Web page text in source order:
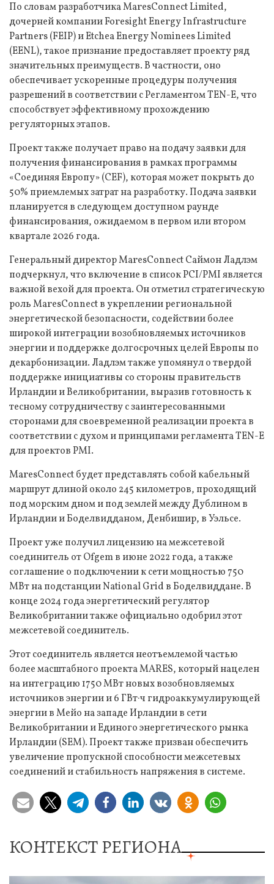
По словам разработчика MaresConnect Limited,
дочерней компании Foresight Energy Infrastructure
Partners (FEIP) и Etchea Energy Nominees Limited
(EENL), такое признание предоставляет проекту ряд
значительных преимуществ. В частности, оно
обеспечивает ускоренные процедуры получения
разрешений в соответствии с Регламентом TEN-E, что
способствует эффективному прохождению
регуляторных этапов.
Проект также получает право на подачу заявки для
получения финансирования в рамках программы
«Соединяя Европу» (CEF), которая может покрыть до
50% приемлемых затрат на разработку. Подача заявки
планируется в следующем доступном раунде
финансирования, ожидаемом в первом или втором
квартале 2026 года.
Генеральный директор MaresConnect Саймон Ладлэм
подчеркнул, что включение в список PCI/PMI является
важной вехой для проекта. Он отметил стратегическую
роль MaresConnect в укреплении региональной
энергетической безопасности, содействии более
широкой интеграции возобновляемых источников
энергии и поддержке долгосрочных целей Европы по
декарбонизации. Ладлэм также упомянул о твердой
поддержке инициативы со стороны правительств
Ирландии и Великобритании, выразив готовность к
тесному сотрудничеству с заинтересованными
сторонами для своевременной реализации проекта в
соответствии с духом и принципами регламента TEN-E
для проектов PMI.
MaresConnect будет представлять собой кабельный
маршрут длиной около 245 километров, проходящий
под морским дном и под землей между Дублином в
Ирландии и Боделвидданом, Денбишир, в Уэльсе.
Проект уже получил лицензию на межсетевой
соединитель от Ofgem в июне 2022 года, а также
соглашение о подключении к сети мощностью 750
МВт на подстанции National Grid в Боделвиддане. В
конце 2024 года энергетический регулятор
Великобритании также официально одобрил этот
межсетевой соединитель.
Этот соединитель является неотъемлемой частью
более масштабного проекта MARES, который нацелен
на интеграцию 1750 МВт новых возобновляемых
источников энергии и 6 ГВт·ч гидроаккумулирующей
энергии в Мейо на западе Ирландии в сети
Великобритании и Единого энергетического рынка
Ирландии (SEM). Проект также призван обеспечить
увеличение пропускной способности межсетевых
соединений и стабильность напряжения в системе.
КОНТЕКСТ РЕГИОНА